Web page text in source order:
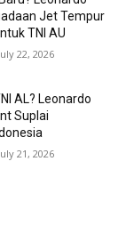
Jet Tempur
TNI AU
22, 2026
AL? Leonardo
Suplai
21, 2026